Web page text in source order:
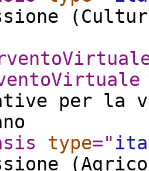
per la
type="